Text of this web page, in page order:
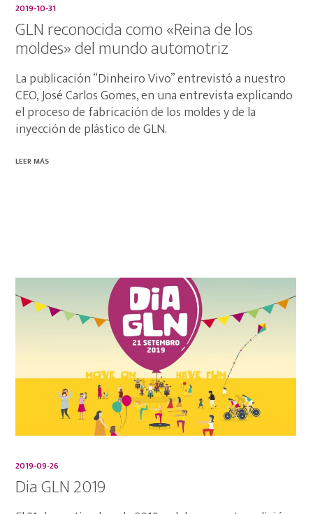
2019-10-31
GLN reconocida como «Reina de los
moldes» del mundo automotriz
La publicación “Dinheiro Vivo” entrevistó a nuestro
CEO, José Carlos Gomes, en una entrevista explicando
el proceso de fabricación de los moldes y de la
inyección de plástico de GLN.
LEER MÁS
2019-09-26
Dia GLN 2019